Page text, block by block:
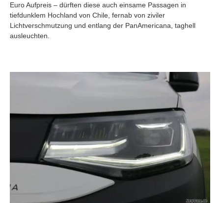
Euro Aufpreis – dürften diese auch einsame Passagen in
tiefdunklem Hochland von Chile, fernab von ziviler
Lichtverschmutzung und entlang der PanAmericana, taghell
ausleuchten.